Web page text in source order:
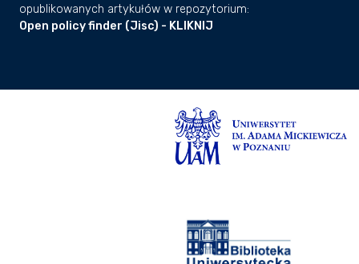
opublikowanych artykułów w repozytorium:
Open policy finder (Jisc) - KLIKNIJ